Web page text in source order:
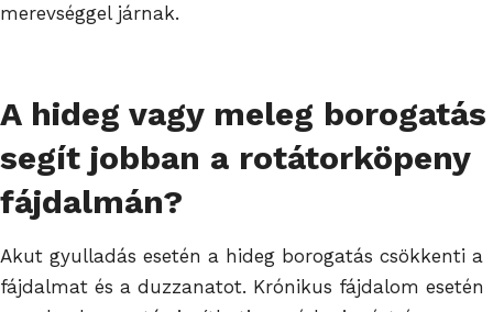
merevséggel járnak.
A hideg vagy meleg borogatás
segít jobban a rotátorköpeny
fájdalmán?
Akut gyulladás esetén a hideg borogatás csökkenti a
fájdalmat és a duzzanatot. Krónikus fájdalom esetén